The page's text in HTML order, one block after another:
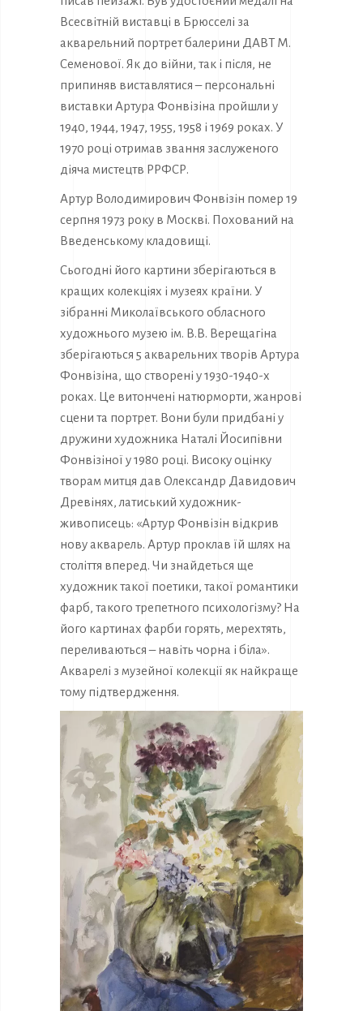
Всесвітній виставці в Брюсселі за
акварельний портрет балерини ДАВТ М.
Семенової. Як до війни, так і після, не
припиняв виставлятися – персональні
виставки Артура Фонвізіна пройшли у
1940, 1944, 1947, 1955, 1958 і 1969 роках. У
1970 році отримав звання заслуженого
діяча мистецтв РРФСР.
Артур Володимирович Фонвізін помер 19
серпня 1973 року в Москві. Похований на
Введенському кладовищі.
Сьогодні його картини зберігаються в
кращих колекціях і музеях країни. У
зібранні Миколаївського обласного
художнього музею ім. В.В. Верещагіна
зберігаються 5 акварельних творів Артура
Фонвізіна, що створені у 1930-1940-х
роках. Це витончені натюрморти, жанрові
сцени та портрет. Вони були придбані у
дружини художника Наталі Йосипівни
Фонвізіної у 1980 році. Високу оцінку
творам митця дав Олександр Давидович
Древінях, латиський художник-
живописець: «Артур Фонвізін відкрив
нову акварель. Артур проклав їй шлях на
століття вперед. Чи знайдеться ще
художник такої поетики, такої романтики
фарб, такого трепетного психологізму? На
його картинах фарби горять, мерехтять,
переливаються – навіть чорна і біла».
Акварелі з музейної колекції як найкраще
тому підтвердження.